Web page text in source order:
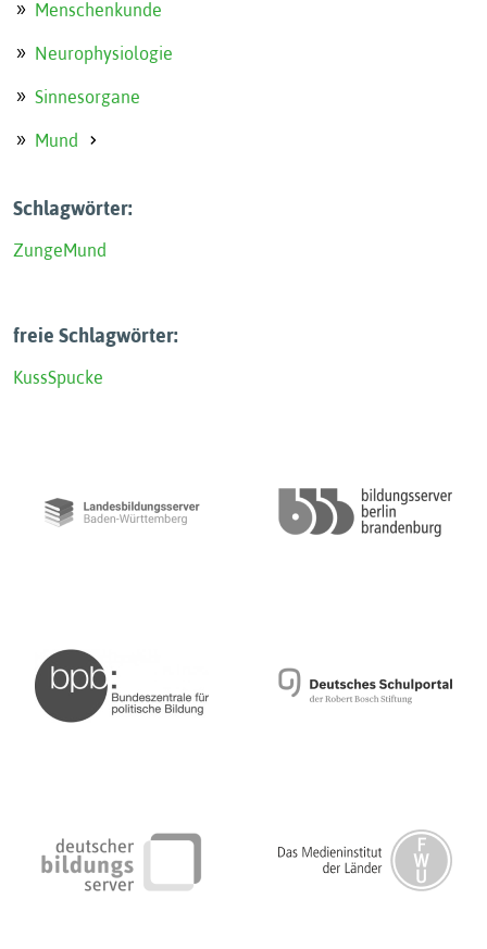
Menschenkunde
Neurophysiologie
Sinnesorgane
Mund
Schlagwörter:
ZungeMund
freie Schlagwörter:
KussSpucke